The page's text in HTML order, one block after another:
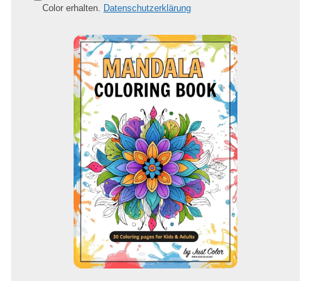
Color erhalten.
Datenschutzerklärung